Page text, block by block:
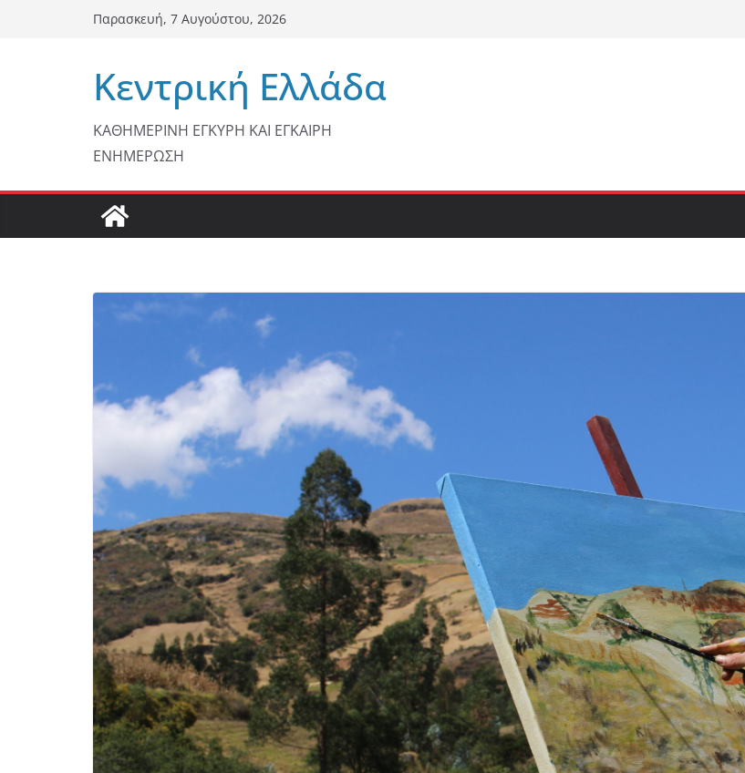
Παρασκευή, 7 Αυγούστου, 2026
Κεντρική Ελλάδα
ΚΑΘΗΜΕΡΙΝΗ ΕΓΚΥΡΗ ΚΑΙ ΕΓΚΑΙΡΗ
ΕΝΗΜΕΡΩΣΗ